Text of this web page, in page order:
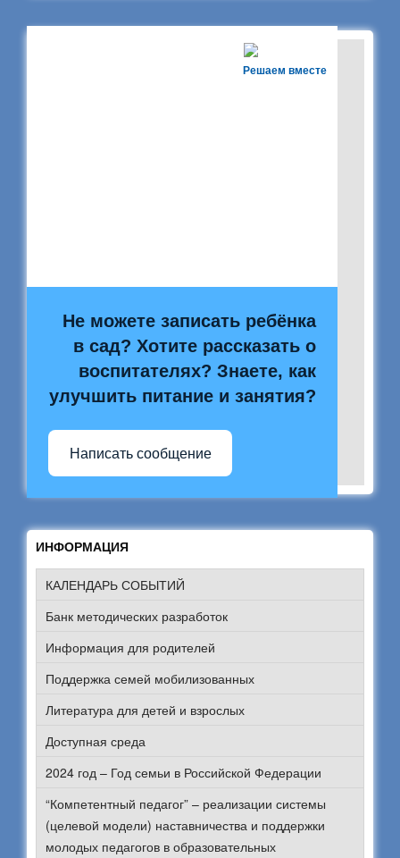
Решаем вместе
Не можете записать ребёнка
в сад? Хотите рассказать о
воспитателях? Знаете, как
улучшить питание и занятия?
Написать сообщение
ИНФОРМАЦИЯ
КАЛЕНДАРЬ СОБЫТИЙ
Банк методических разработок
Информация для родителей
Поддержка семей мобилизованных
Литература для детей и взрослых
Доступная среда
2024 год – Год семьи в Российской Федерации
“Компетентный педагог” – реализации системы
(целевой модели) наставничества и поддержки
молодых педагогов в образовательных